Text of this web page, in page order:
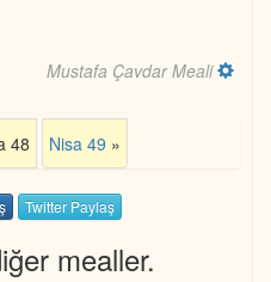
Mustafa Çavdar Meali
48 Nisa 49 »
Twitter Paylaş
mealler.